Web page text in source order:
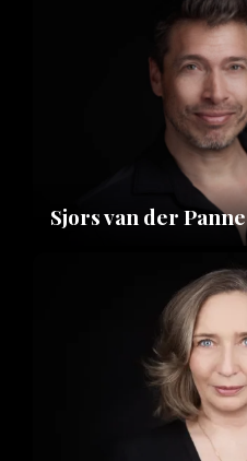
Sjors van der Panne